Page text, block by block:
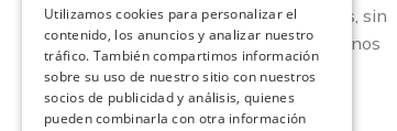
Introducción y visión global España es, sin
lugar a duda, uno de los grandes destinos
culturales del mundo. S...
SEGUIR LEYENDO
Utilizamos cookies para personalizar el
contenido, los anuncios y analizar nuestro
tráfico. También compartimos información
sobre su uso de nuestro sitio con nuestros
socios de publicidad y análisis, quienes
pueden combinarla con otra información